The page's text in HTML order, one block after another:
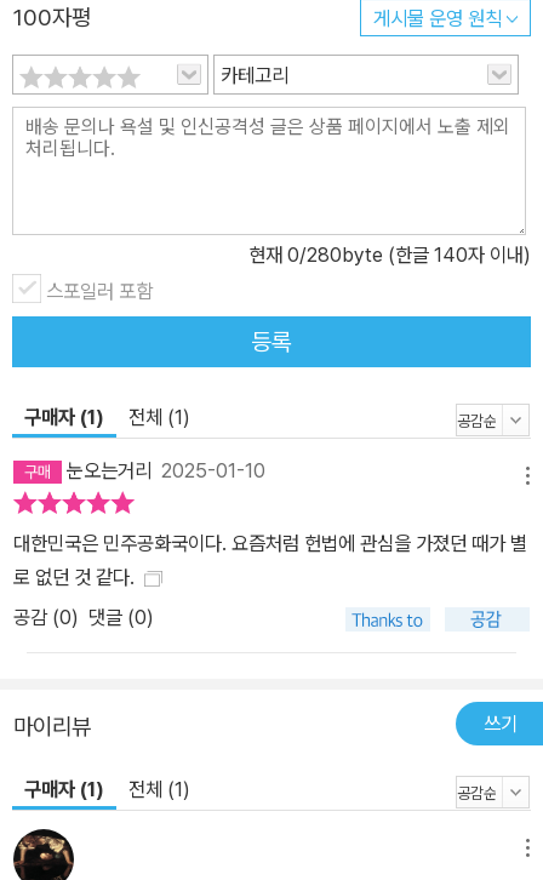
100자평 게시물 운영 원칙
카테고리
현재 0/280byte (한글 140자 이내)
스포일러 포함
등록
구매자 (1) 전체 (1)
눈오는거리 2025-01-10
대한민국은 민주공화국이다. 요즘처럼 헌법에 관심을 가졌던 때가 별
로 없던 것 같다.
공감 (0) 댓글 (0)
마이리뷰 쓰기
구매자 (1) 전체 (1)